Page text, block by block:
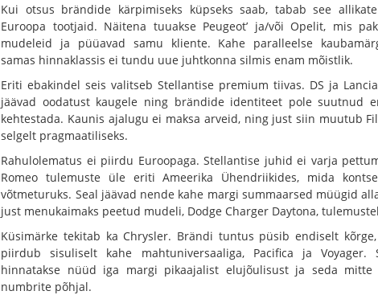
Kui otsus brändide kärpimiseks küpseks saab, tabab see
Euroopa tootjaid. Näitena tuuakse Peugeot’ ja/või Opelit, mis
mudeleid ja püüavad samu kliente. Kahe paralleelse
samas hinnaklassis ei tundu uue juhtkonna silmis enam mõistlik.
Eriti ebakindel seis valitseb Stellantise premium tiivas. DS ja
jäävad oodatust kaugele ning brändide identiteet pole suutnud
kehtestada. Kaunis ajalugu ei maksa arveid, ning just siin muutub
selgelt pragmaatiliseks.
Rahulolematus ei piirdu Euroopaga. Stellantise juhid ei varja
Romeo tulemuste üle eriti Ameerika Ühendriikides, mida
võtmeturuks. Seal jäävad nende kahe margi summaarsed müügid
just menukaimaks peetud mudeli, Dodge Charger Daytona,
Küsimärke tekitab ka Chrysler. Brändi tuntus püsib endiselt
piirdub sisuliselt kahe mahtuniversaaliga, Pacifica ja Voyager.
hinnatakse nüüd iga margi pikaajalist elujõulisust ja seda mitte
numbrite põhjal.